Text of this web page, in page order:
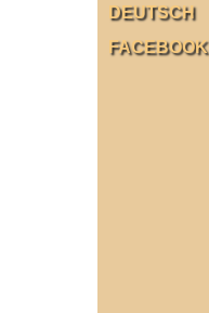
DEUTSCH
FACEBOOK